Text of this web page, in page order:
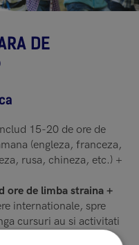
DE
15-20 de ore de
(engleza, franceza,
rusa, chineza, etc.) +
ore de limba straina +
internationale, spre
cursuri au si activitati
tenis), muzica sau